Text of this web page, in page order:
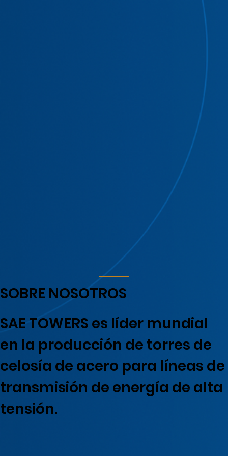
SOBRE NOSOTROS
SAE TOWERS es líder mundial
en la producción de torres de
celosía de acero para líneas de
transmisión de energía de alta
tensión.